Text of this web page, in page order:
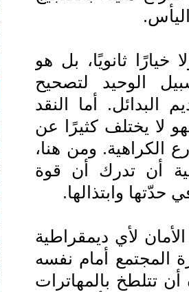
ثانويًا، بل هو
الوحيد لتصحيح
أما النقد
لا يختلف كثيرًا عن
الكراهية. ومن هنا،
أن تدرك أن قوة
حدّتها وابتذالها.
لأي ديمقراطية
المجتمع أمام نفسه
أن تتلطخ بالمهاترات